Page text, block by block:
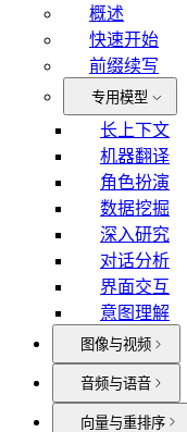
概述
快速开始
前缀续写
专用模型
长上下文
机器翻译
角色扮演
数据挖掘
深入研究
对话分析
界面交互
意图理解
图像与视频
音频与语音
向量与重排序